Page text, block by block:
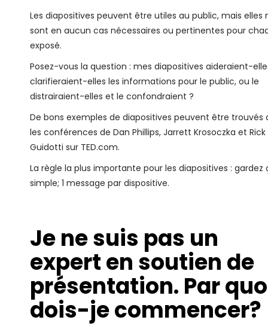
Les diapositives peuvent être utiles au public, mais elles
sont en aucun cas nécessaires ou pertinentes pour
exposé.
Posez-vous la question : mes diapositives aideraient-
clarifieraient-elles les informations pour le public, ou le
distrairaient-elles et le confondraient ?
De bons exemples de diapositives peuvent être trouvés
les conférences de Dan Phillips, Jarrett Krosoczka et Rick
Guidotti sur TED.com.
La règle la plus importante pour les diapositives : gardez
simple; 1 message par dispositive.
Je ne suis pas un
expert en soutien de
présentation. Par
dois-je commencer?